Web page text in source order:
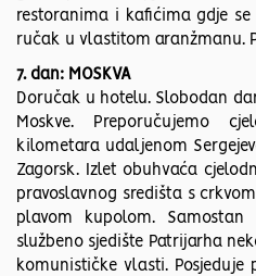
restoranima i kafićima gdje
ručak u vlastitom aranžmanu.
7. dan: MOSKVA
Doručak u hotelu. Slobodan
Moskve. Preporučujemo
kilometara udaljenom
Zagorsk. Izlet obuhvaća
pravoslavnog središta s
plavom kupolom.
službeno sjedište Patrijarha
komunističke vlasti. Posjeduje